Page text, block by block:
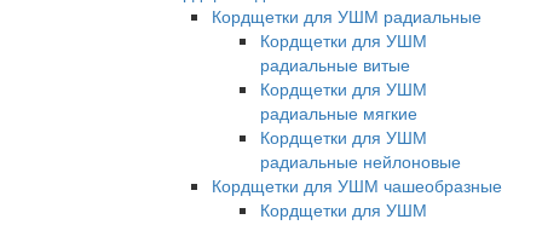
Кордщетки для УШМ радиальные
Кордщетки для УШМ
радиальные витые
Кордщетки для УШМ
радиальные мягкие
Кордщетки для УШМ
радиальные нейлоновые
Кордщетки для УШМ чашеобразные
Кордщетки для УШМ